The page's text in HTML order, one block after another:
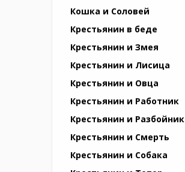
Кошка и Соловей
Крестьянин в беде
Крестьянин и Змея
Крестьянин и Лисица
Крестьянин и Овца
Крестьянин и Работник
Крестьянин и Разбойник
Крестьянин и Смерть
Крестьянин и Собака